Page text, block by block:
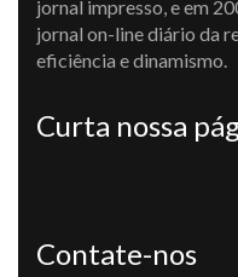
jornal impresso, e em
jornal on-line diário da
eficiência e dinamismo.
Curta nossa
Contate-nos